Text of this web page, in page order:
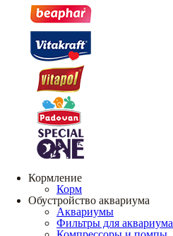
Кормление
Корм
Обустройство аквариума
Аквариумы
Фильтры для аквариума